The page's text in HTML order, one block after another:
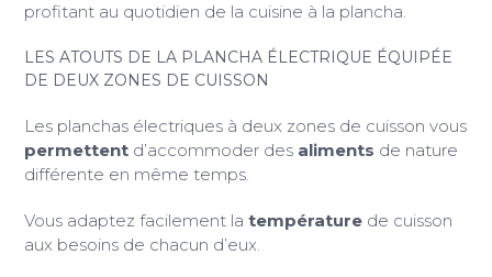
profitant au quotidien de la cuisine à la plancha.
LES ATOUTS DE LA PLANCHA ÉLECTRIQUE ÉQUIPÉE
DE DEUX ZONES DE CUISSON
Les planchas électriques à deux zones de cuisson vous
permettent d’accommoder des aliments de nature
différente en même temps.
Vous adaptez facilement latempérature de cuisson
aux besoins de chacun d’eux.